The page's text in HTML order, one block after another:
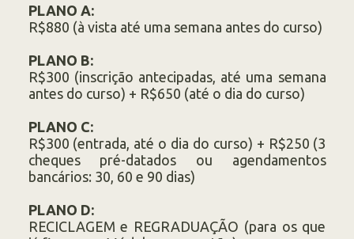
PLANO A:
R$880 (à vista até uma semana antes do curso)
PLANO B:
R$300 (inscrição antecipadas, até uma semana
antes do curso) + R$650 (até o dia do curso)
PLANO C:
R$300 (entrada, até o dia do curso) + R$250 (3
cheques pré-datados ou agendamentos
bancários: 30, 60 e 90 dias)
PLANO D:
RECICLAGEM e REGRADUAÇÃO (para os que